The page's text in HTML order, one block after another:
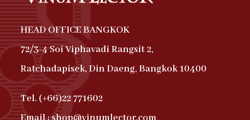
HEAD OFFICE BANGKOK
72/3-4 Soi Viphavadi Rangsit 2,
Ratchadapisek, Din Daeng, Bangkok 10400
Tel. (+66)22 771602